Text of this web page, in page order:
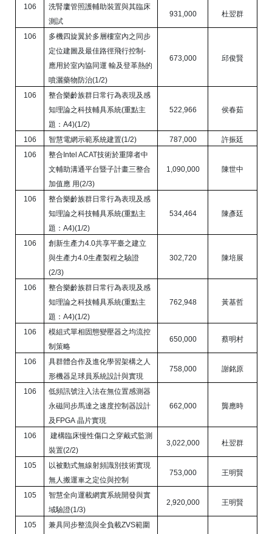
106
洗腎廔管照護輔助裝置與其臨床
測試
931,000 杜翌群
106
多機四旋翼於多層樓室內之同步
定位建圖及最佳路徑飛行控制-
應用於室內協同運 輸及登革熱的
噴灑藥物防治(1/2)
673,000 邱俊賢
106
整合樂齡族群日常行為表現及感
知理論之科技輔具系統(重點主
題：A4)(1/2)
522,966 侯春茹
106 智慧電網示範系統建置(1/2) 787,000
許振廷
106
整合 Intel ACAT技術於重障者中
文輔助溝通平台暨子計畫三整合
加值應 用(2/3)
1,090,000 陳世中
106
整合樂齡族群日常行為表現及感
知理論之科技輔具系統(重點主
題：A4)(1/2)
534,464 陳彥廷
106 創新生產力4.0共享平臺之建立
與生產力4.0生產製程之驗證
(2/3)
302,720 陳培展
106
整合樂齡族群日常行為表現及感
知理論之科技輔具系統(重點主
題：A4)(1/2)
762,948 黃基哲
106
模組式單相固態變壓器之均流控
制策略
650,000 蔡明村
106
具群體合作及進化學習架構之人
形機器足球員系統設計與實現
758,000 謝銘原
106
低頻訊號注入法在無位置感測器
永磁同步馬達之速度控制器設計
及 FPGA晶片實現
662,000 龔應時
106
建構臨床慢性傷口之穿戴式監測
裝置(2/2)
3,022,000 杜翌群
105
以被動式無線射頻識別技術實現
無人搬運車之定位與控制
753,000 王明賢
105
智慧全向運載網實系統開發與實
域驗證(1/3)
2,920,000 王明賢
105 兼具同步整流與全負載ZVS範圍